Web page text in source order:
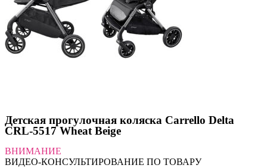
Детская прогулочная коляска Carrello Delta
CRL-5517 Wheat Beige
ВНИМАНИЕ
ВИДЕО-КОНСУЛЬТИРОВАНИЕ ПО ТОВАРУ